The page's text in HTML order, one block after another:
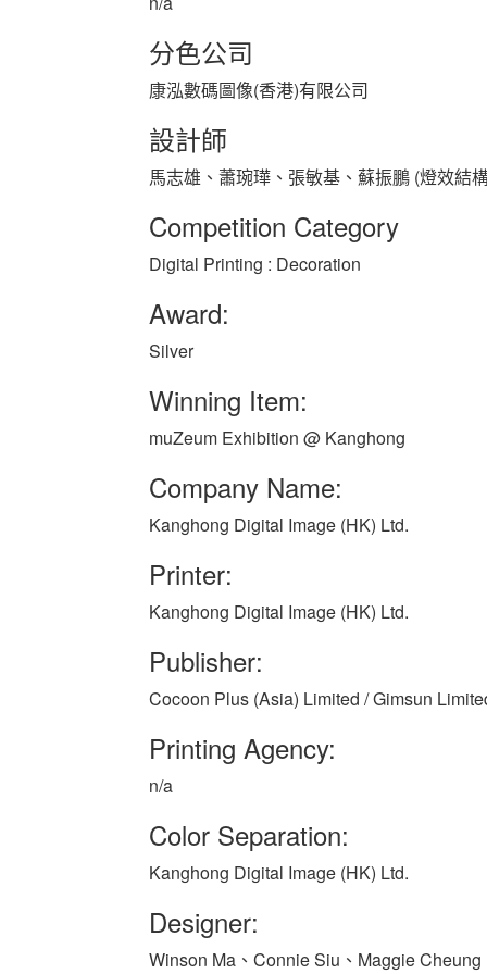
分色公司
康泓數碼圖像(香港)有限公司
設計師
馬志雄、蕭琬璍、張敏基、蘇振鵬 (燈效結
Competition Category
Digital Printing : Decoration
Award:
Silver
Winning Item:
muZeum Exhibition @ Kanghong
Company Name:
Kanghong Digital Image (HK) Ltd.
Printer:
Kanghong Digital Image (HK) Ltd.
Publisher:
Cocoon Plus (Asia) Limited / Gimsun
Printing Agency:
n/a
Color Separation:
Kanghong Digital Image (HK) Ltd.
Designer:
Winson Ma、Connie Siu、Maggie Cheung